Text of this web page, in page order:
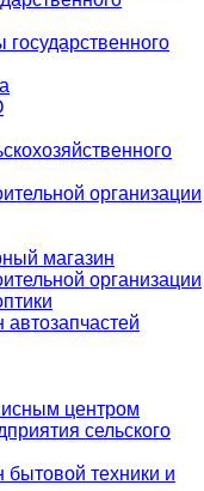
организации
магазин
организации
центром
сельского
бытовой техники и